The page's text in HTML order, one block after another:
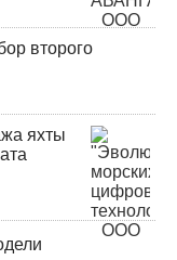
второго
яхты